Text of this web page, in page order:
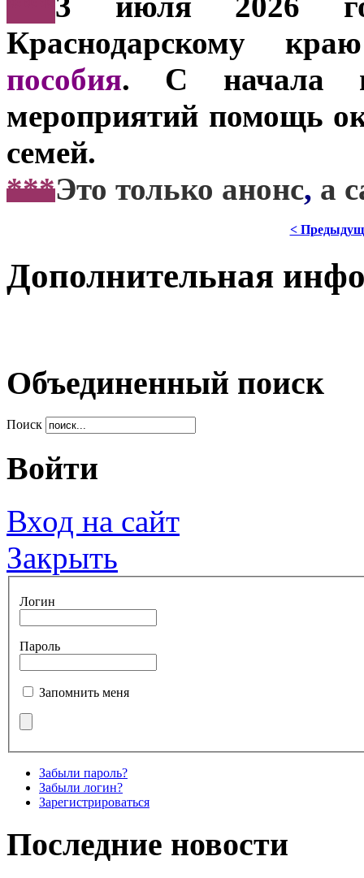
Краснодарскому
пособия. С начала
мероприятий помощь
семей.
***Это только анонс, а
<
Дополнительная
Объединенный поиск
Поиск
Войти
Вход на сайт
Закрыть
Логин
Пароль
Запомнить меня
Забыли пароль?
Забыли логин?
Зарегистрироваться
Последние новости